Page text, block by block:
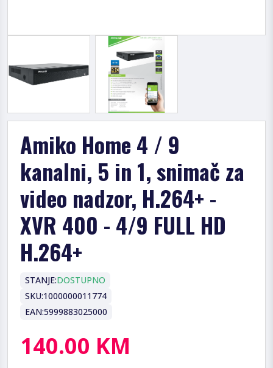
Amiko Home 4 / 9
kanalni, 5 in 1, snimač za
video nadzor, H.264+ -
XVR 400 - 4/9 FULL HD
H.264+
STANJE:DOSTUPNO
SKU:1000000011774
EAN:5999883025000
140.00 KM